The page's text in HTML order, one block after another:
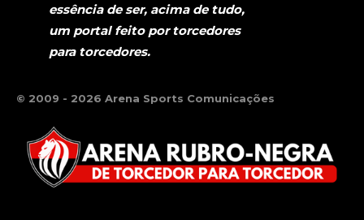
essência de ser, acima de tudo,
um portal feito por torcedores
para torcedores.
© 2009 - 2026 Arena Sports Comunicações